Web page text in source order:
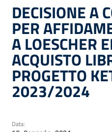
DECISIONE A
PER
A LOESCHER
ACQUISTO
PROGETTO
2023/2024
Data: